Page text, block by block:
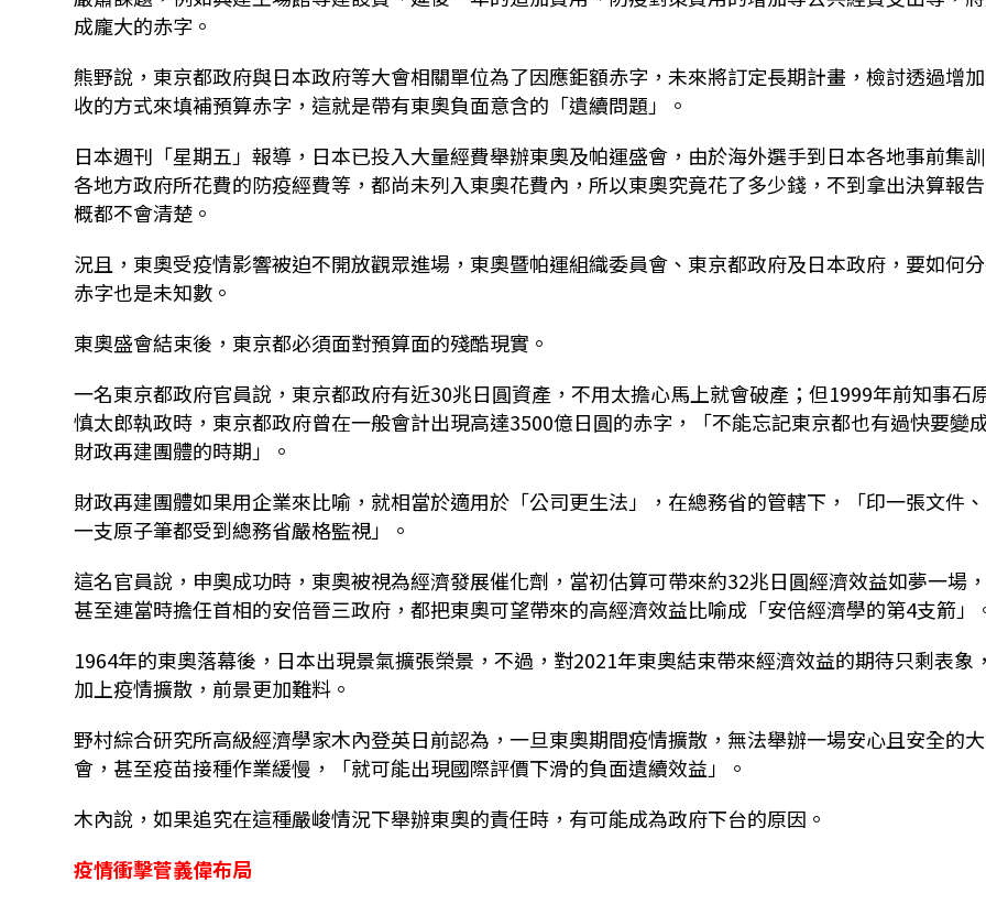
成龐大的赤字。
熊野說，東京都政府與日本政府等大會相關單位為了因應鉅額赤字，未來將訂定長期計畫，檢討透過增
收的方式來填補預算赤字，這就是帶有東奧負面意含的「遺續問題」。
日本週刊「星期五」報導，日本已投入大量經費舉辦東奧及帕運盛會，由於海外選手到日本各地事前集訓
各地方政府所花費的防疫經費等，都尚未列入東奧花費內，所以東奧究竟花了多少錢，不到拿出決算報
概都不會清楚。
況且，東奧受疫情影響被迫不開放觀眾進場，東奧暨帕運組織委員會、東京都政府及日本政府，要如何
赤字也是未知數。
東奧盛會結束後，東京都必須面對預算面的殘酷現實。
一名東京都政府官員說，東京都政府有近30兆日圓資產，不用太擔心馬上就會破產；但1999年前知事石
慎太郎執政時，東京都政府曾在一般會計出現高達3500億日圓的赤字，「不能忘記東京都也有過快要變
財政再建團體的時期」。
財政再建團體如果用企業來比喻，就相當於適用於「公司更生法」，在總務省的管轄下，「印一張文件
一支原子筆都受到總務省嚴格監視」。
這名官員說，申奧成功時，東奧被視為經濟發展催化劑，當初估算可帶來約32兆日圓經濟效益如夢一場，
甚至連當時擔任首相的安倍晉三政府，都把東奧可望帶來的高經濟效益比喻成「安倍經濟學的第4支箭」
1964年的東奧落幕後，日本出現景氣擴張榮景，不過，對2021年東奧結束帶來經濟效益的期待只剩表象，
加上疫情擴散，前景更加難料。
野村綜合研究所高級經濟學家木內登英日前認為，一旦東奧期間疫情擴散，無法舉辦一場安心且安全的大
會，甚至疫苗接種作業緩慢，「就可能出現國際評價下滑的負面遺續效益」。
木內說，如果追究在這種嚴峻情況下舉辦東奧的責任時，有可能成為政府下台的原因。
疫情衝擊菅義偉布局